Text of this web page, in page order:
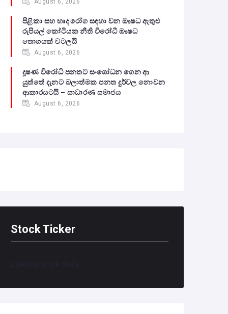
August 6, 2026
පිළිකා සහ හෘද රෝග සඳහා වන ඖෂධ ඇතුළු
රුපියල් කෝටියක නීති විරෝධී ඖෂධ
තොගයක් වටලයි
August 6, 2026
දූෂණ විරෝධි පනතට සංශෝධන ගෙන ආ
යුත්තේ දැනට බලාත්මක පනත දුර්වල නොවන
ආකාරයටයි – සාධාරණ සමාජය
August 6, 2026
Stock Ticker
Loading stock data...